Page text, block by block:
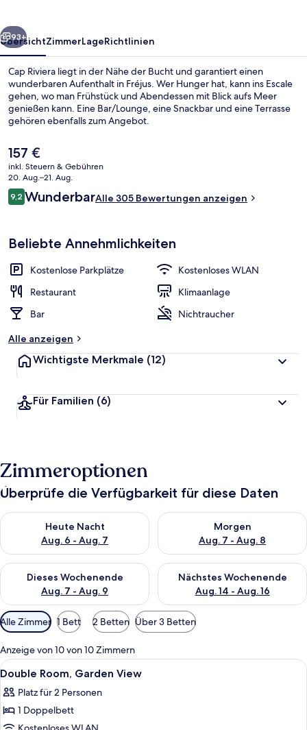
Weiter
93+
ÜbersichtZimmerLageRichtlinien
Cap Riviera liegt in der Nähe der Bucht und garantiert einen
wunderbaren Aufenthalt in Fréjus. Wer Hunger hat, kann ins Escale
gehen, wo man Frühstück und Abendessen mit Blick aufs Meer
genießen kann. Eine Bar/Lounge, eine Snackbar und eine Terrasse
gehören ebenfalls zum Angebot.
Der
aktuelle
Preis
beträgt
157 €.
157 €
inkl. Steuern & Gebühren
20. Aug.–21. Aug.
Bewertungen
9,29,2 von 10.
WunderbarAlle 305 Bewertungen anzeigen
Beliebte Annehmlichkeiten
Kostenlose Parkplätze
Kostenloses WLAN
Restaurant
Klimaanlage
Bar
Nichtraucher
Alle anzeigen
Wichtigste Merkmale (12)
Für Familien (6)
Zimmeroptionen
Überprüfe die Verfügbarkeit für diese Daten
Heute Nacht
Aug. 6 - Aug. 7
Überprüfe die Verfügbarkeit für heute Nacht, Aug. 6 - Aug. 7.
Morgen
Aug. 7 - Aug. 8
Überprüfe die Verfügbarkeit
Dieses Wochenende
Aug. 7 - Aug. 9
Überprüfe die Verfügbarkeit für dieses Wochenende, Aug. 7
Nächstes Wochenende
Aug. 14 - Aug. 16
Überprüfe die Verfügbarkeit
Verfügbare
Filter
für
Zimmer
Alle Zimmer 1 Bett 2 Betten Über 3 Betten
Anzeige von 10 von 10 Zimmern
Alle
Fotos
für
Double
Ein Schlafzimmer mit einem Bett,
5
Double Room, Garden View
Platz für 2 Personen
1 Doppelbett